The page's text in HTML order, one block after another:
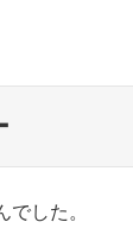
した。